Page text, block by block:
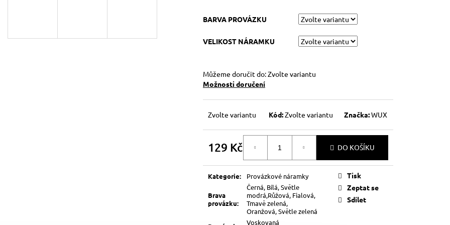
BARVA PROVÁZKU
VELIKOST NÁRAMKU
Můžeme doručit do:Zvolte variantu
Možnosti doručení
Zvolte variantu Kód:Zvolte variantu Značka:WUX
129 Kč
cena:
DO KOŠÍKU
Kategorie: Provázkové náramky
Brava
provázku:
Černá, Bílá, Světle
modrá,Růžová, Fialová,
Tmavě zelená,
Oranžová, Světle zelená
Voskovaná
Tisk
Zeptat se
Sdílet